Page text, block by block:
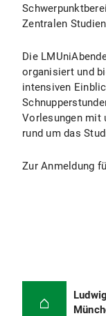
Zentralen
Die
organisiert und
intensiven
Vorlesungen mit
rund um das
Zur Anmeldung